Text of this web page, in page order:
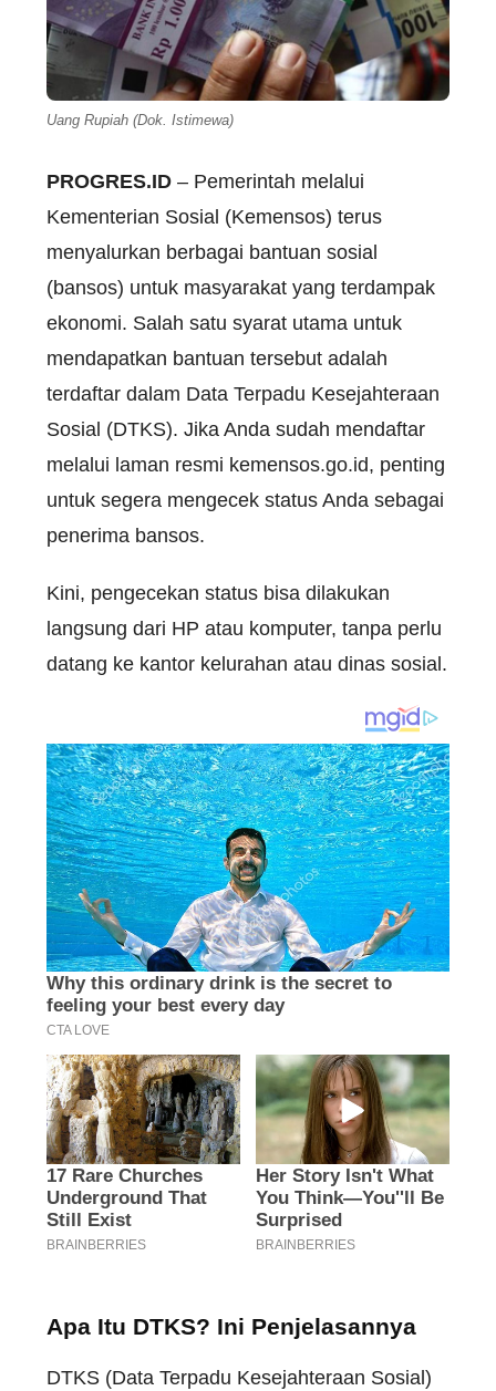
Uang Rupiah (Dok. Istimewa)
PROGRES.ID – Pemerintah melalui
Kementerian Sosial (Kemensos) terus
menyalurkan berbagai bantuan sosial
(bansos) untuk masyarakat yang terdampak
ekonomi. Salah satu syarat utama untuk
mendapatkan bantuan tersebut adalah
terdaftar dalam Data Terpadu Kesejahteraan
Sosial (DTKS). Jika Anda sudah mendaftar
melalui laman resmi kemensos.go.id, penting
untuk segera mengecek status Anda sebagai
penerima bansos.
Kini, pengecekan status bisa dilakukan
langsung dari HP atau komputer, tanpa perlu
datang ke kantor kelurahan atau dinas sosial.
Apa Itu DTKS? Ini Penjelasannya
DTKS (Data Terpadu Kesejahteraan Sosial)